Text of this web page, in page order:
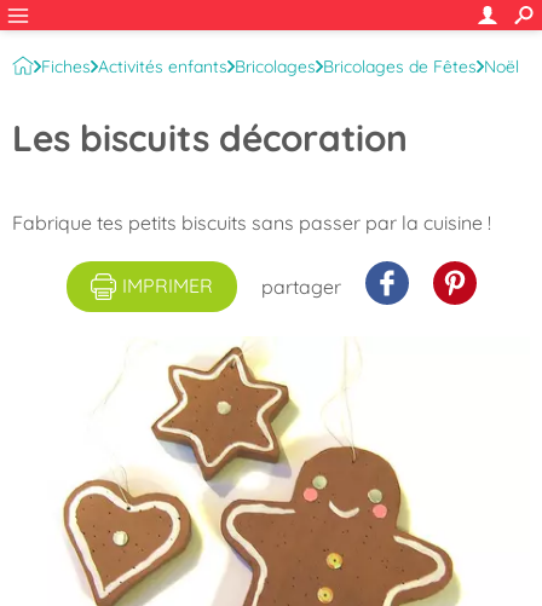
Fiches Activités enfants Bricolages Bricolages de Fêtes Noël
Les biscuits décoration
Fabrique tes petits biscuits sans passer par la cuisine !
IMPRIMER partager